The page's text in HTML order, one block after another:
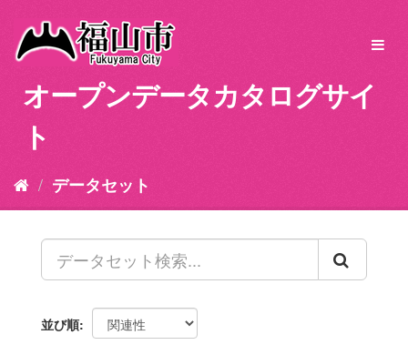
オープンデータカタログサイ
ト
データセット
並び順